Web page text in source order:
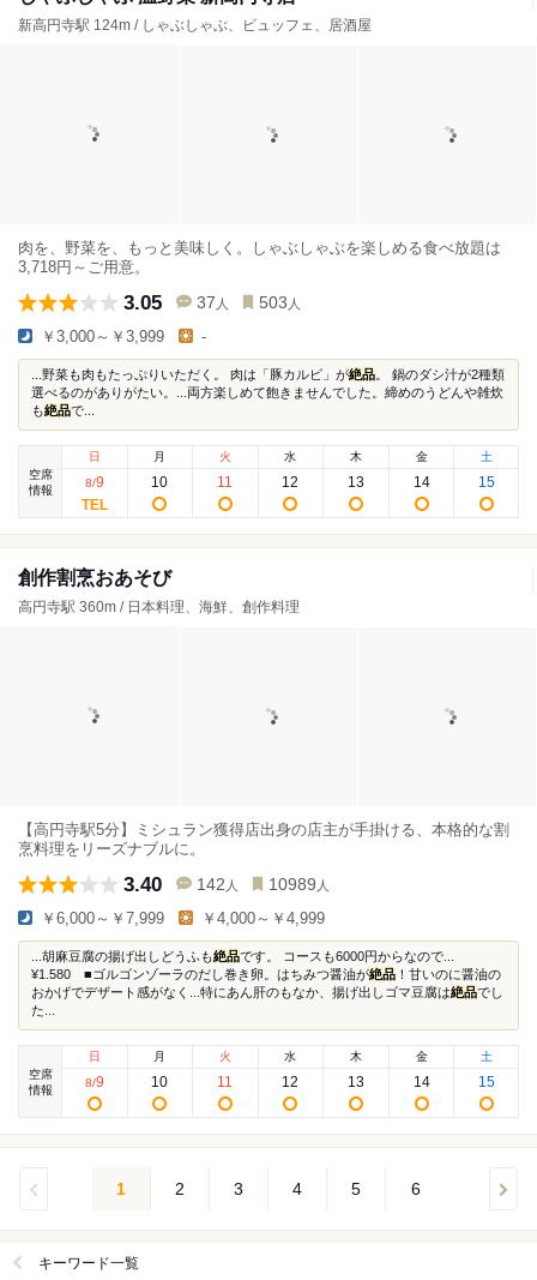
新高円寺駅 124m / しゃぶしゃぶ、ビュッフェ、居酒屋
肉を、野菜を、もっと美味しく。しゃぶしゃぶを楽しめる食べ放題は
3,718円～ご用意。
3.05 37 人 503 人
￥3,000～￥3,999 -
...野菜も肉もたっぷりいただく。 肉は「豚カルビ」が絶品 。 鍋のダシ汁が2種類
選べるのがありがたい。...両方楽しめて飽きませんでした。締めのうどんや雑炊
も絶品で...
空席
情報
日
8/9
月
10
火
11
水
12
木
13
金
14
土
15
創作割烹おあそび
高円寺駅 360m / 日本料理、海鮮、創作料理
【高円寺駅5分】ミシュラン獲得店出身の店主が手掛ける、本格的な割
烹料理をリーズナブルに。
3.40 142 人 10989 人
￥6,000～￥7,999 ￥4,000～￥4,999
...胡麻豆腐の揚げ出しどうふも絶品です。 コースも6000円からなので...
¥1.580 ■ゴルゴンゾーラのだし巻き卵。はちみつ醤油が絶品 ！甘いのに醤油の
おかげでデザート感がなく...特にあん肝のもなか、揚げ出しゴマ豆腐は絶品でし
た...
空席
情報
日
8/9
月
10
火
11
水
12
木
13
金
14
土
15
1 2 3 4 5 6
キーワード一覧